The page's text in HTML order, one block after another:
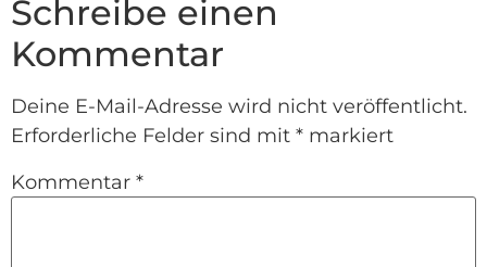
Schreibe einen
Kommentar
Deine E-Mail-Adresse wird nicht veröffentlicht.
Erforderliche Felder sind mit * markiert
Kommentar *